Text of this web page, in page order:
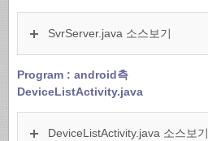
SvrServer.java 소스보기
Program : android측
DeviceListActivity.java
DeviceListActivity.java 소스보기